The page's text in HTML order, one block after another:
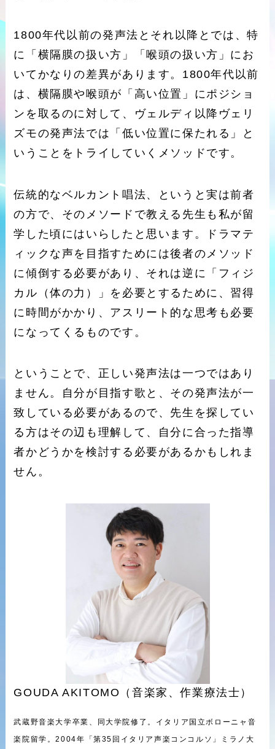
1800年代以前の発声法とそれ以降とでは、特
に「横隔膜の扱い方」「喉頭の扱い方」にお
いてかなりの差異があります。1800年代以前
は、横隔膜や喉頭が「高い位置」にポジショ
ンを取るのに対して、ヴェルディ以降ヴェリ
ズモの発声法では「低い位置に保たれる」と
いうことをトライしていくメソッドです。
伝統的なベルカント唱法、というと実は前者
の方で、そのメソードで教える先生も私が留
学した頃にはいらしたと思います。ドラマテ
ィックな声を目指すためには後者のメソッド
に傾倒する必要があり、それは逆に「フィジ
カル（体の力）」を必要とするために、習得
に時間がかかり、アスリート的な思考も必要
になってくるものです。
ということで、正しい発声法は一つではあり
ません。自分が目指す歌と、その発声法が一
致している必要があるので、先生を探してい
る方はその辺も理解して、自分に合った指導
者かどうかを検討する必要があるかもしれま
せん。
GOUDA AKITOMO（音楽家、作業療法士）
武蔵野音楽大学卒業、同大学院修了。イタリア国立ボローニャ音
楽院留学。2004年「第35回イタリア声楽コンコルソ」ミラノ大